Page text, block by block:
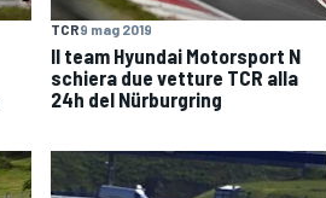
TCR9 mag 2019
Il team Hyundai Motorsport N
schiera due vetture TCR alla
24h del Nürburgring